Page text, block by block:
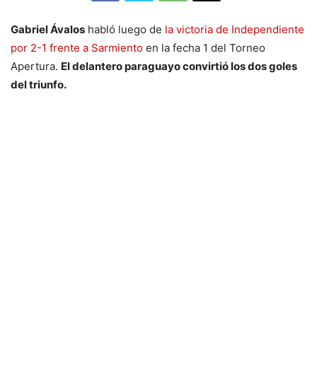
Gabriel Ávalos habló luego de la victoria de Independiente
por 2-1 frente a Sarmiento en la fecha 1 del Torneo
Apertura. El delantero paraguayo convirtió los dos goles
del triunfo.